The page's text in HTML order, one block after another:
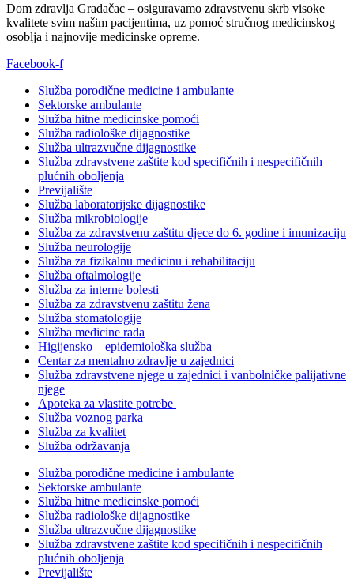
Dom zdravlja Gradačac – osiguravamo zdravstvenu skrb visoke
kvalitete svim našim pacijentima, uz pomoć stručnog medicinskog
osoblja i najnovije medicinske opreme.
Facebook-f
Služba porodične medicine i ambulante
Sektorske ambulante
Služba hitne medicinske pomoći
Služba radiološke dijagnostike
Služba ultrazvučne dijagnostike
Služba zdravstvene zaštite kod specifičnih i nespecifičnih
plućnih oboljenja
Previjalište
Služba laboratorijske dijagnostike
Služba mikrobiologije
Služba za zdravstvenu zaštitu djece do 6. godine i imunizaciju
Služba neurologije
Služba za fizikalnu medicinu i rehabilitaciju
Služba oftalmologije
Služba za interne bolesti
Služba za zdravstvenu zaštitu žena
Služba stomatologije
Služba medicine rada
Higijensko – epidemiološka služba
Centar za mentalno zdravlje u zajednici
Služba zdravstvene njege u zajednici i vanbolničke palijativne
njege
Apoteka za vlastite potrebe
Služba voznog parka
Služba za kvalitet
Služba održavanja
Služba porodične medicine i ambulante
Sektorske ambulante
Služba hitne medicinske pomoći
Služba radiološke dijagnostike
Služba ultrazvučne dijagnostike
Služba zdravstvene zaštite kod specifičnih i nespecifičnih
plućnih oboljenja
Previjalište